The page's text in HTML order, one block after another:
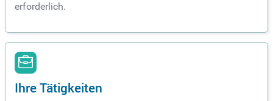
erforderlich.
Ihre Tätigkeiten